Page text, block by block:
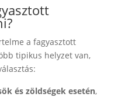
a fagyasztott
tipikus helyzet van,
és zöldségek esetén,